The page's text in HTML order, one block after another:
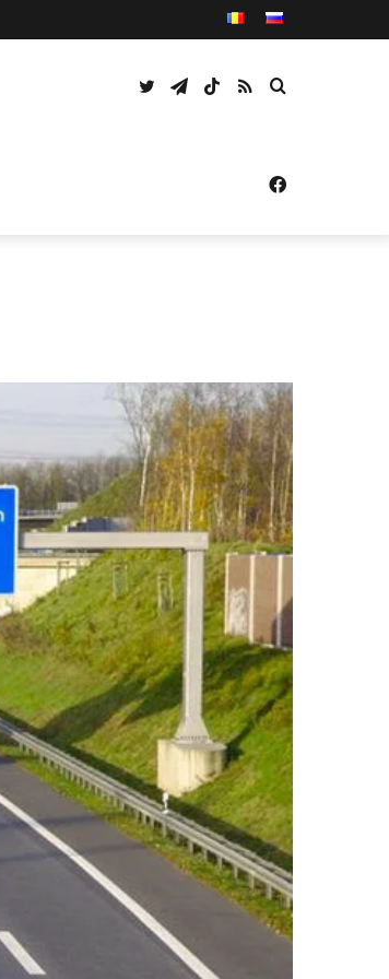
Caută
RSS
TikTok
Telegram
Twitter
Facebook